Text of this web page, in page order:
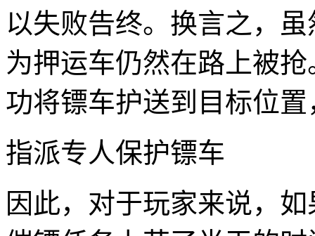
以失败告终。换言之，
为押运车仍然在路上被
功将镖车护送到目标位
指派专人保护镖车
因此，对于玩家来说，